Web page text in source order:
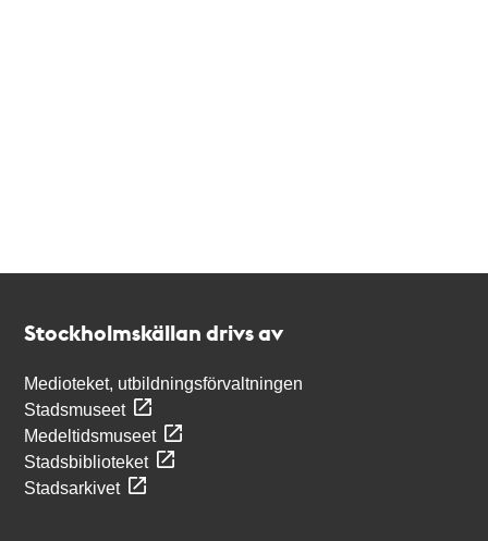
Stockholmskällan drivs av
Medioteket, utbildningsförvaltningen
Stadsmuseet
Medeltidsmuseet
Stadsbiblioteket
Stadsarkivet